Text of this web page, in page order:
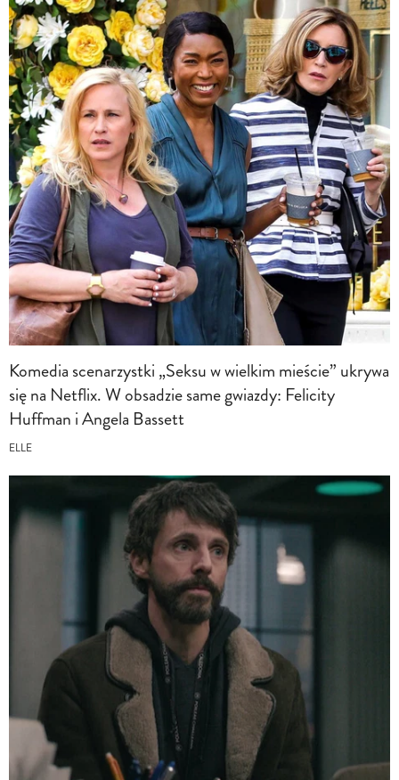
Komedia scenarzystki „Seksu w wielkim mieście” ukrywa
się na Netflix. W obsadzie same gwiazdy: Felicity
Huffman i Angela Bassett
ELLE